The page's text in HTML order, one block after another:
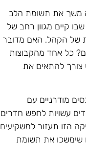
משך את תשומת הלב
קיים מגוון רחב של
של הקהל. האם מדובר
כל אחד מהקבוצות
צורך להתאים את
מודרניים עם
עשויות לחפש חדרים
הזו תעזור למשקיעים
שימשכו את תשומת